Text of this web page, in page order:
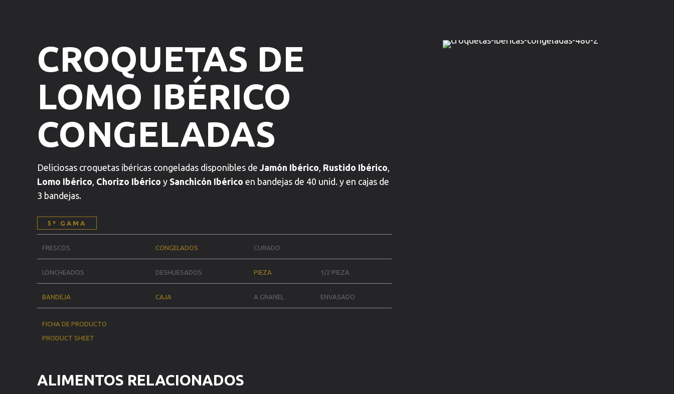
CROQUETAS DE
LOMO IBÉRICO
CONGELADAS
Deliciosas croquetas ibéricas congeladas disponibles deJamón Ibérico, Rustido Ibérico,
Lomo Ibérico, Chorizo Ibérico y Sanchicón Ibérico en bandejas de 40 unid. y en cajas de
3 bandejas.
5ª GAMA
FRESCOS CONGELADOS CURADO
LONCHEADOS DESHUESADOS PIEZA 1/2 PIEZA
BANDEJA CAJA A GRANEL ENVASADO
FICHA DE PRODUCTO
PRODUCT SHEET
ALIMENTOS RELACIONADOS